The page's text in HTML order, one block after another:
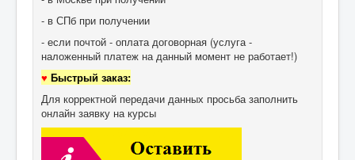
- в СПб при получении
- если почтой - оплата договорная (услуга -
наложенный платеж на данный момент не работает!)
♥ Быстрый заказ:
Для корректной передачи данных просьба заполнить
онлайн заявку на курсы